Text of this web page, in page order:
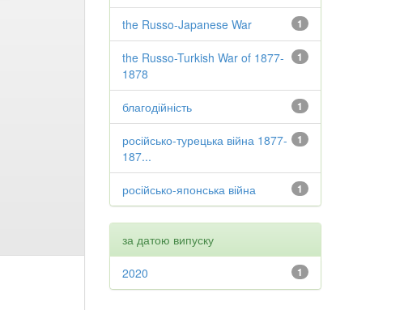
1
the Russo-Japanese War
1
the Russo-Turkish War of 1877-
1878
1
благодійність
1
російсько-турецька війна 1877-
187...
1
російсько-японська війна
за датою випуску
1
2020